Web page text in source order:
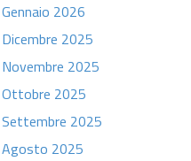
Gennaio 2026
Dicembre 2025
Novembre 2025
Ottobre 2025
Settembre 2025
Agosto 2025